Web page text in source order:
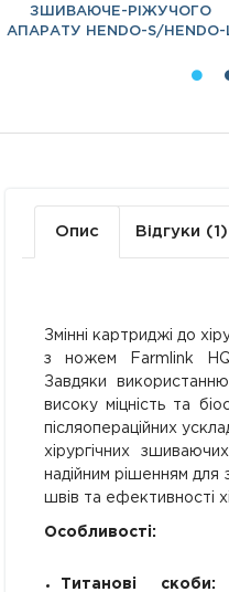
ЗШИВАЮЧЕ-РІЖУЧОГО
АПАРАТУ HENDO-S/HENDO-
Опис Відгуки (1)
Змінні картриджі до
з ножем Farmlink
Завдяки
високу міцність та
післяопераційних
хірургічних
надійним рішенням для
швів та ефективності
Особливості:
Титанові скоби: